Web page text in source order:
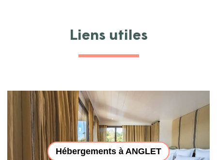
Liens utiles
Hébergements à ANGLET